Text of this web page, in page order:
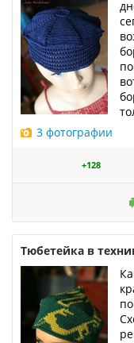
3 фотографии
+128
Тюбетейка в